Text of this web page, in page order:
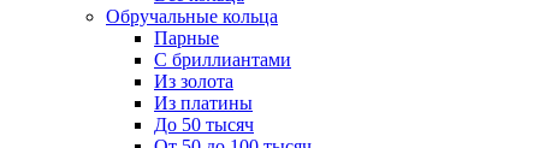
Обручальные кольца
Парные
С бриллиантами
Из золота
Из платины
До 50 тысяч